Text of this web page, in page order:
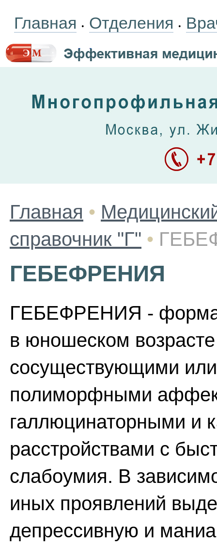
Главная • Отделения •
Главная •
справочник "Г" •
ГЕБЕФРЕНИЯ
ГЕБЕФРЕНИЯ - форма
в юношеском
сосуществующими
полиморфными
галлюцинаторными и
расстройствами с
слабоумия. В
иных проявлений
депрессивную и